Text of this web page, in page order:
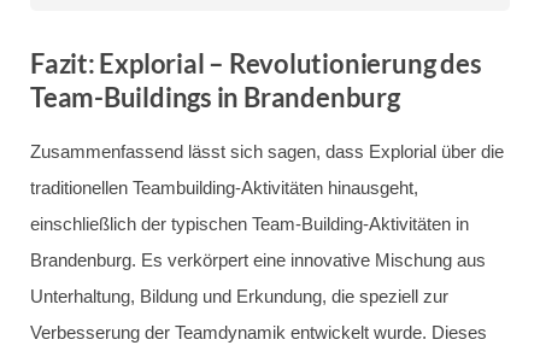
Fazit: Explorial – Revolutionierung des
Team-Buildings in Brandenburg
Zusammenfassend lässt sich sagen, dass Explorial über die
traditionellen Teambuilding-Aktivitäten hinausgeht,
einschließlich der typischen Team-Building-Aktivitäten in
Brandenburg. Es verkörpert eine innovative Mischung aus
Unterhaltung, Bildung und Erkundung, die speziell zur
Verbesserung der Teamdynamik entwickelt wurde. Dieses